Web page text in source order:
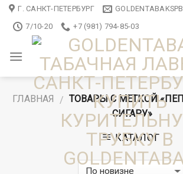
Skip Г. САНКТ-ПЕТЕРБУРГ
7/10-20
+7 (981) 794-85-03
ГЛАВНАЯ / ТОВАРЫ С МЕТКОЙ
СИГАРУ»
КАТАЛОГ